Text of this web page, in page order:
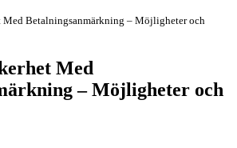
Med Betalningsanmärkning – Möjligheter och
Med
– Möjligheter och